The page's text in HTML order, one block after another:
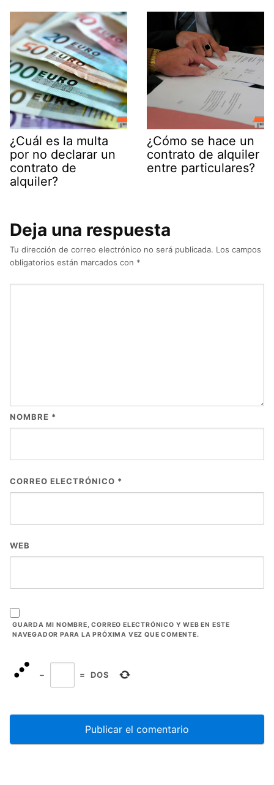
¿Cuál es la multa
por no declarar un
contrato de
alquiler?
¿Cómo se hace un
contrato de alquiler
entre particulares?
Deja una respuesta
Tu dirección de correo electrónico no será publicada. Los campos
obligatorios están marcados con *
NOMBRE *
CORREO ELECTRÓNICO *
WEB
GUARDA MI NOMBRE, CORREO ELECTRÓNICO Y WEB EN ESTE
NAVEGADOR PARA LA PRÓXIMA VEZ QUE COMENTE.
− = DOS